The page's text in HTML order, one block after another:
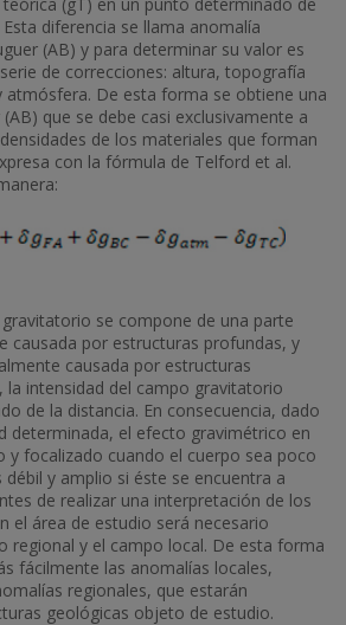
diferencia se llama anomalía
(AB) y para determinar su valor es
de correcciones: altura, topografía
atmósfera. De esta forma se obtiene una
que se debe casi exclusivamente a
de los materiales que forman
con la fórmula de Telford et al.
se compone de una parte
causada por estructuras profundas, y
causada por estructuras
la intensidad del campo gravitatorio
de la distancia. En consecuencia, dado
determinada, el efecto gravimétrico en
y focalizado cuando el cuerpo sea poco
y amplio si éste se encuentra a
de realizar una interpretación de los
el área de estudio será necesario
regional y el campo local. De esta forma
fácilmente las anomalías locales,
regionales, que estarán
geológicas objeto de estudio.